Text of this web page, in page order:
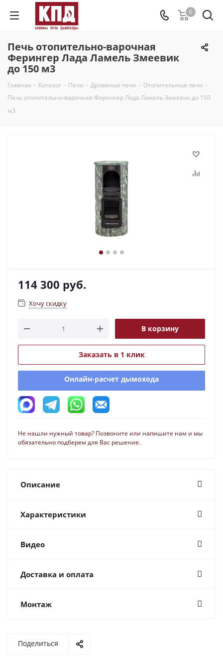
0
Печь отопительно-варочная
Ферингер Лада Ламель Змеевик
до 150 м3
Главная - Каталог - Печи - Дровяные печи - Отопительные печи -
Печь отопительно-варочная Ферингер Лада Ламель Змеевик до 150
м3
114 300 руб.
Хочу скидку
В корзину
Заказать в 1 клик
Онлайн-расчет дымохода
Не нашли нужный товар? Позвоните или напишите нам и мы
обязательно подберем для Вас решение.
Описание
Характеристики
Видео
Доставка и оплата
Монтаж
Поделиться